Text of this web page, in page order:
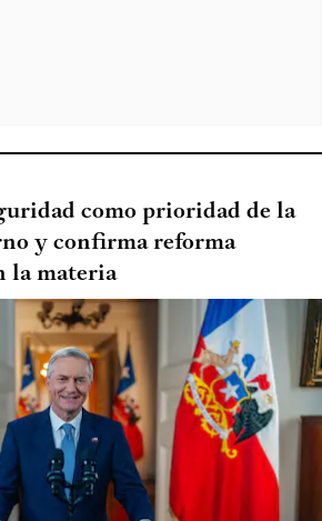
como prioridad de la
y confirma reforma
la materia